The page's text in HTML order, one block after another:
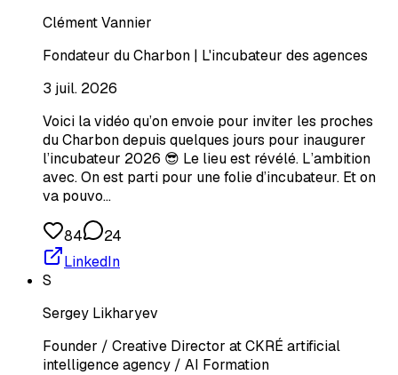
Clément Vannier
Fondateur du Charbon | L'incubateur des agences
3 juil. 2026
Voici la vidéo qu’on envoie pour inviter les proches
du Charbon depuis quelques jours pour inaugurer
l’incubateur 2026 😎 Le lieu est révélé. L’ambition
avec. On est parti pour une folie d’incubateur. Et on
va pouvo…
84
24
LinkedIn
S
Sergey Likharyev
Founder / Creative Director at CKRÉ artificial
intelligence agency / AI Formation